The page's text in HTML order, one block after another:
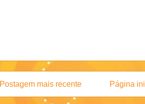
Postagem mais recente Página